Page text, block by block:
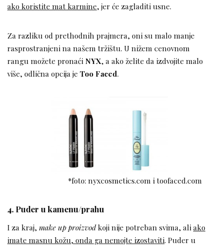
ako koristite mat karmine, jer će zagladiti usne.
Za razliku od prethodnih prajmera, oni su malo manje
rasprostranjeni na našem tržištu. U nižem cenovnom
rangu možete pronaći NYX, a ako želite da izdvojite malo
više, odlična opcija je Too Faced.
*foto: nyxcosmetics.com i toofaced.com
4. Puder u kamenu/prahu
I za kraj, make up proizvodkoji nije potreban svima, aliako
imate masnu kožu, onda ga nemojte izostaviti. Puder u